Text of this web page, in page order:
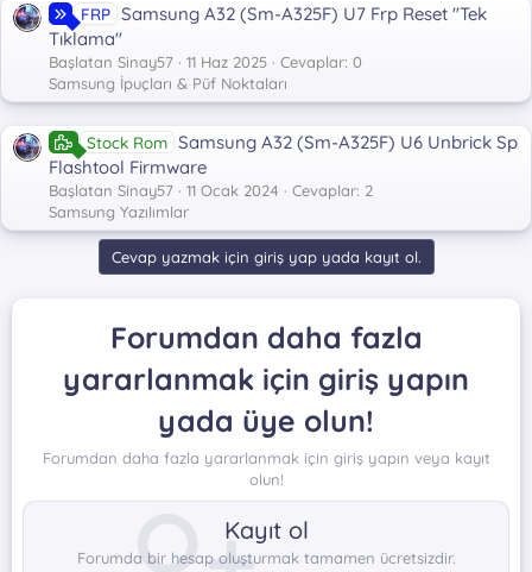
FRP Samsung A32 (Sm-A325F) U7 Frp Reset "Tek
Tıklama"
Başlatan Sinay57 11 Haz 2025
Cevaplar: 0
Samsung İpuçları & Püf Noktaları
Stock Rom Samsung A32 (Sm-A325F) U6 Unbrick Sp
Flashtool Firmware
Başlatan Sinay57 11 Ocak 2024
Cevaplar: 2
Samsung Yazılımlar
Cevap yazmak için giriş yap yada kayıt ol.
Forumdan daha fazla
yararlanmak için giriş yapın
yada üye olun!
Forumdan daha fazla yararlanmak için giriş yapın veya kayıt
olun!
Kayıt ol
Forumda bir hesap oluşturmak tamamen ücretsizdir.